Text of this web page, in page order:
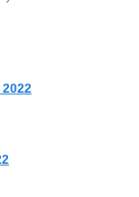
de